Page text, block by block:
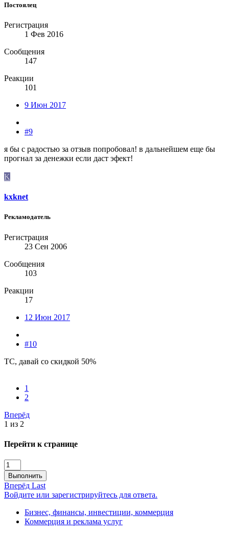
Постоялец
Регистрация
1 Фев 2016
Сообщения
147
Реакции
101
9 Июн 2017
#9
я бы с радостью за отзыв попробовал! в дальнейшем еще бы
прогнал за денежки если даст эфект!
K
kxknet
Рекламодатель
Регистрация
23 Сен 2006
Сообщения
103
Реакции
17
12 Июн 2017
#10
ТС, давай со скидкой 50%
1
2
Вперёд
1 из 2
Перейти к странице
Выполнить
Вперёд Last
Войдите или зарегистрируйтесь для ответа.
Бизнес, финансы, инвестиции, коммерция
Коммерция и реклама услуг